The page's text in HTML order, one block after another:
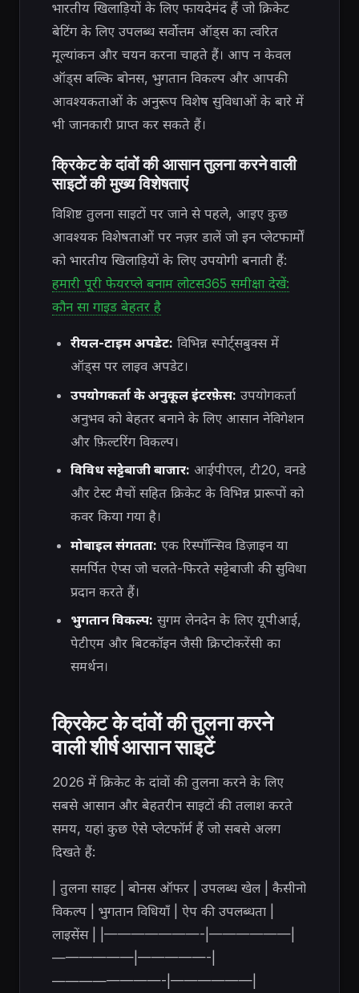
भारतीय खिलाड़ियों के लिए फायदेमंद हैं जो क्रिकेट
बेटिंग के लिए उपलब्ध सर्वोत्तम ऑड्स का त्वरित
मूल्यांकन और चयन करना चाहते हैं। आप न केवल
ऑड्स बल्कि बोनस, भुगतान विकल्प और आपकी
आवश्यकताओं के अनुरूप विशेष सुविधाओं के बारे में
भी जानकारी प्राप्त कर सकते हैं।
क्रिकेट के दांवों की आसान तुलना करने वाली
साइटों की मुख्य विशेषताएं
विशिष्ट तुलना साइटों पर जाने से पहले, आइए कुछ
आवश्यक विशेषताओं पर नज़र डालें जो इन प्लेटफार्मों
को भारतीय खिलाड़ियों के लिए उपयोगी बनाती हैं:
हमारी पूरी फेयरप्ले बनाम लोटस365 समीक्षा देखें:
कौन सा गाइड बेहतर है
रीयल-टाइम अपडेट: विभिन्न स्पोर्ट्सबुक्स में
ऑड्स पर लाइव अपडेट।
उपयोगकर्ता के अनुकूल इंटरफ़ेस: उपयोगकर्ता
अनुभव को बेहतर बनाने के लिए आसान नेविगेशन
और फ़िल्टरिंग विकल्प।
विविध सट्टेबाजी बाजार: आईपीएल, टी20, वनडे
और टेस्ट मैचों सहित क्रिकेट के विभिन्न प्रारूपों को
कवर किया गया है।
मोबाइल संगतता: एक रिस्पॉन्सिव डिज़ाइन या
समर्पित ऐप्स जो चलते-फिरते सट्टेबाजी की सुविधा
प्रदान करते हैं।
भुगतान विकल्प: सुगम लेनदेन के लिए यूपीआई,
पेटीएम और बिटकॉइन जैसी क्रिप्टोकरेंसी का
समर्थन।
क्रिकेट के दांवों की तुलना करने
वाली शीर्ष आसान साइटें
2026 में क्रिकेट के दांवों की तुलना करने के लिए
सबसे आसान और बेहतरीन साइटों की तलाश करते
समय, यहां कुछ ऐसे प्लेटफॉर्म हैं जो सबसे अलग
दिखते हैं:
| तुलना साइट | बोनस ऑफर | उपलब्ध खेल | कैसीनो
विकल्प | भुगतान विधियाँ | ऐप की उपलब्धता |
लाइसेंस | |———————-|——————|
——————|—————-|
————————-|——————|